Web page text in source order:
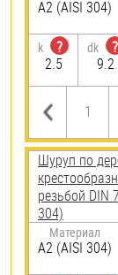
А2 (AISI 304)
k
?
2.5
dk
?
9.2
Шуруп по
резьбой DIN
304)
Материал
А2 (AISI 304)